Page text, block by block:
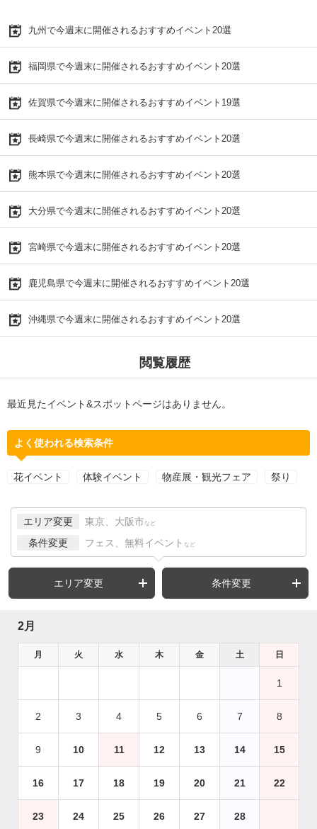
九州で今週末に開催されるおすすめイベント20選
福岡県で今週末に開催されるおすすめイベント20選
佐賀県で今週末に開催されるおすすめイベント19選
長崎県で今週末に開催されるおすすめイベント20選
熊本県で今週末に開催されるおすすめイベント20選
大分県で今週末に開催されるおすすめイベント20選
宮崎県で今週末に開催されるおすすめイベント20選
鹿児島県で今週末に開催されるおすすめイベント20選
沖縄県で今週末に開催されるおすすめイベント20選
閲覧履歴
最近見たイベント&スポットページはありません。
よく使われる検索条件
花イベント 体験イベント 物産展・観光フェア 祭り
エリア変更 東京、大阪市 など
条件変更 フェス、無料イベント など
エリア変更 条件変更
2月
月 火 水 木 金 土 日
1
2 3 4 5 6 7 8
9 10 11 12 13 14 15
16 17 18 19 20 21 22
23 24 25 26 27 28